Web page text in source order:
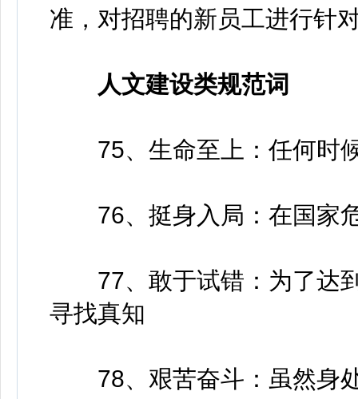
准，对招聘的新员工进行针
人文建设类规范词
75、生命至上：任何时
76、挺身入局：在国家危
77、敢于试错：为了达到
寻找真知
78、艰苦奋斗：虽然身处